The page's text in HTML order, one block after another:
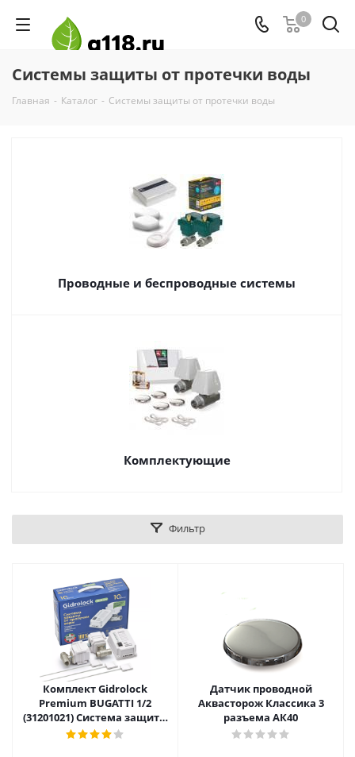
0
Системы защиты от протечки воды
Главная - Каталог - Системы защиты от протечки воды
Проводные и беспроводные системы
Комплектующие
Фильтр
Комплект Gidrоlock
Premium BUGATTI 1/2
(31201021) Система защиты
от протечек с 3 датчиками
Датчик проводной
Аквасторож Классика 3
разъема АК40